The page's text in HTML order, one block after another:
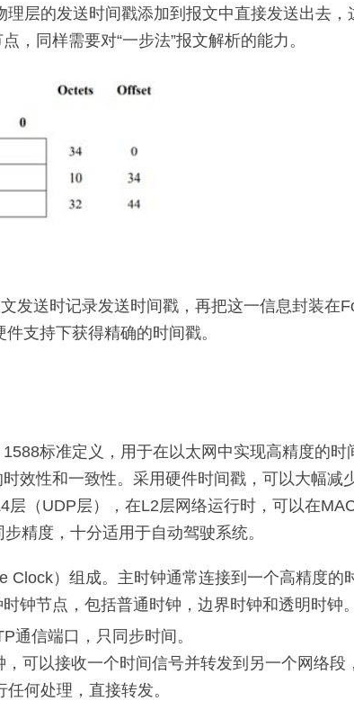
层的发送时间戳添加到报文中直接发送出去
，同样需要对“一步法”报文解析的能力。
发送时记录发送时间戳，再把这一信息封装在
支持下获得精确的时间戳。
标准定义，用于在以太网中实现高精度的
效性和一致性。采用硬件时间戳，可以大幅减
（UDP层），在L2层网络运行时，可以在
精度，十分适用于自动驾驶系统。
）组成。主时钟通常连接到一个高精度的
钟节点，包括普通时钟，边界时钟和透明时钟。
通信端口，只同步时间。
可以接收一个时间信号并转发到另一个网络段
何处理，直接转发。